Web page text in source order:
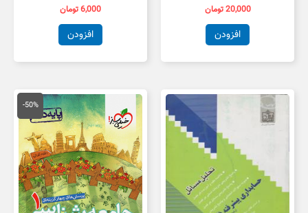
20,000تومان
افزودن
6,000تومان
افزودن
-50%
قیمت
اصلی
50,000 تومان
بود.
قیمت
فعلی
است.